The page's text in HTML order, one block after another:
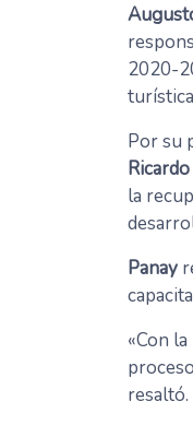
2020-
Por su
la
Panay
«Con
resaltó.